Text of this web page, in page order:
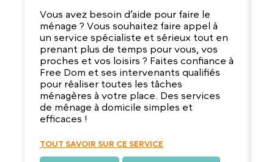
Vous avez besoin d’aide pour faire le
ménage ? Vous souhaitez faire appel à
un service spécialiste et sérieux tout en
prenant plus de temps pour vous, vos
proches et vos loisirs ? Faites confiance à
Free Dom et ses intervenants qualifiés
pour réaliser toutes les tâches
ménagères à votre place. Des services
de ménage à domicile simples et
efficaces !
TOUT SAVOIR SUR CE SERVICE